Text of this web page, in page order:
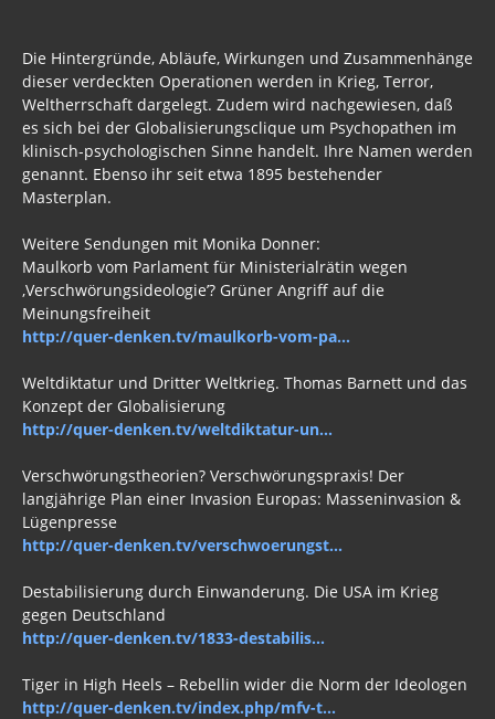
Die Hintergründe, Abläufe, Wirkungen und Zusammenhänge
dieser verdeckten Operationen werden in Krieg, Terror,
Weltherrschaft dargelegt. Zudem wird nachgewiesen, daß
es sich bei der Globalisierungsclique um Psychopathen im
klinisch-psychologischen Sinne handelt. Ihre Namen werden
genannt. Ebenso ihr seit etwa 1895 bestehender
Masterplan.
Weitere Sendungen mit Monika Donner:
Maulkorb vom Parlament für Ministerialrätin wegen
‚Verschwörungsideologie’? Grüner Angriff auf die
Meinungsfreiheit
http://quer-denken.tv/maulkorb-vom-pa...
Weltdiktatur und Dritter Weltkrieg. Thomas Barnett und das
Konzept der Globalisierung
http://quer-denken.tv/weltdiktatur-un...
Verschwörungstheorien? Verschwörungspraxis! Der
langjährige Plan einer Invasion Europas: Masseninvasion &
Lügenpresse
http://quer-denken.tv/verschwoerungst...
Destabilisierung durch Einwanderung. Die USA im Krieg
gegen Deutschland
http://quer-denken.tv/1833-destabilis...
Tiger in High Heels – Rebellin wider die Norm der Ideologen
http://quer-denken.tv/index.php/mfv-t...